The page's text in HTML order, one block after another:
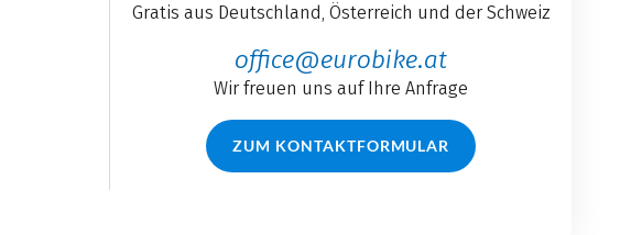
Gratis aus Deutschland, Österreich und der Schweiz
office@eurobike.at
Wir freuen uns auf Ihre Anfrage
ZUM KONTAKTFORMULAR